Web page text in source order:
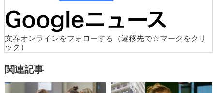
文春オンラインをフォローする
（遷移先で☆マークをクリ
ック）
関連記事